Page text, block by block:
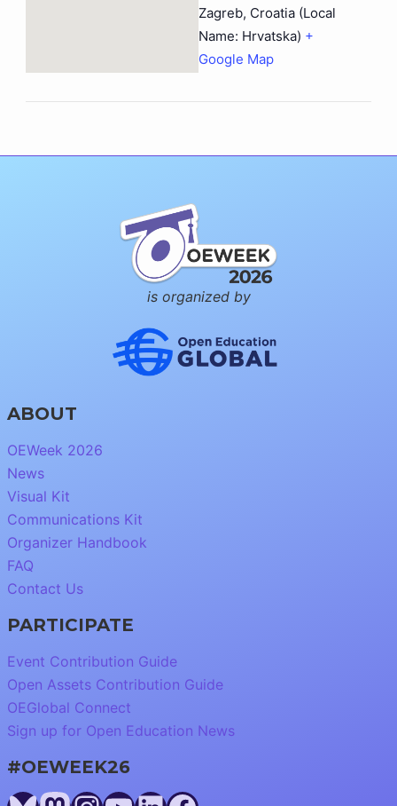
Zagreb, Croatia (Local
Name: Hrvatska) +
Google Map
is organized by
ABOUT
OEWeek 2026
News
Visual Kit
Communications Kit
Organizer Handbook
FAQ
Contact Us
PARTICIPATE
Event Contribution Guide
Open Assets Contribution Guide
OEGlobal Connect
Sign up for Open Education News
#OEWEEK26